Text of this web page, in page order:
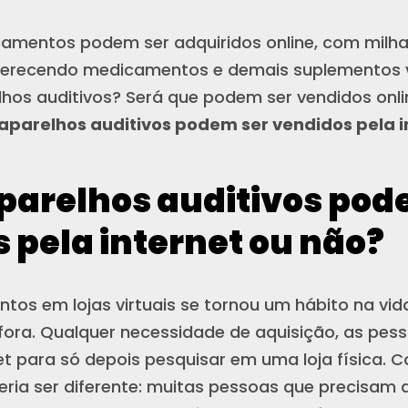
podem ser adquiridos online, com
medicamentos e demais suplementos
auditivos? Será que podem ser vendidos
auditivos podem ser vendidos pela
auditivos
pela internet ou não?
em lojas virtuais se tornou um hábito na
Qualquer necessidade de aquisição, as
para só depois pesquisar em uma loja física.
ser diferente: muitas pessoas que precisam